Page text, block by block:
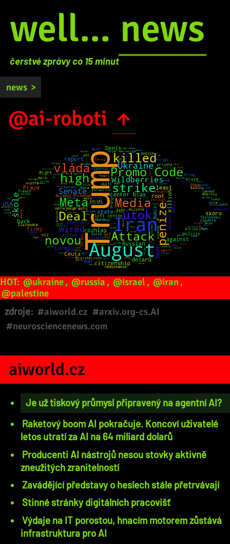
well... news
čerstvé zprávy co 15 minut
news >
@ai-roboti ↑
HOT: @ukraine, @russia , @israel , @iran,
@palestine
zdroje: #aiworld.cz #arxiv.org-cs.AI
#neurosciencenews.com
aiworld.cz
Je už tiskový průmysl připravený na agentní AI?
Raketový boom AI pokračuje. Koncoví uživatelé
letos utratí za AI na 64 miliard dolarů
Producenti AI nástrojů nesou stovky aktivně
zneužitých zranitelností
Zavádějící představy o heslech stále přetrvávají
Stinné stránky digitálních pracovišť
Výdaje na IT porostou, hnacím motorem zůstává
infrastruktura pro AI